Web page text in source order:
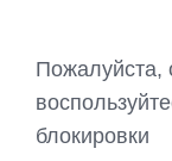
Пожалуйста,
блокировки